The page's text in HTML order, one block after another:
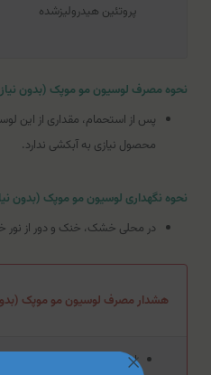
پروتئین هیدرولیزشده
نحوه مصرف لوسیون مو موپک (بدون
پس از استحمام، مقداری از این
محصول نیازی به آبکشی ندارد.
نحوه نگهداری لوسیون مو موپک (بدون
در محلی خشک، خنک و دور از نور
هشدار مصرف لوسیون مو موپک
از مصرف بیش از حد این